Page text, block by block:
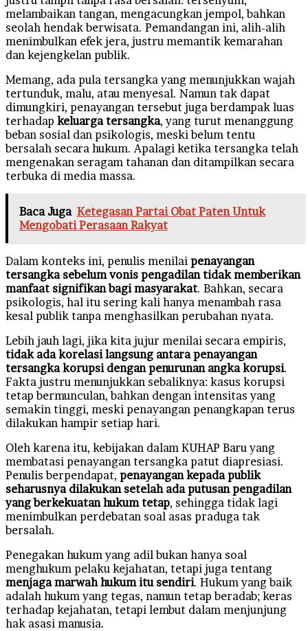
melambaikan tangan, mengacungkan jempol, bahkan
seolah hendak berwisata. Pemandangan ini, alih-alih
menimbulkan efek jera, justru memantik kemarahan
dan kejengkelan publik.
Memang, ada pula tersangka yang menunjukkan wajah
tertunduk, malu, atau menyesal. Namun tak dapat
dimungkiri, penayangan tersebut juga berdampak luas
terhadap keluarga tersangka, yang turut menanggung
beban sosial dan psikologis, meski belum tentu
bersalah secara hukum. Apalagi ketika tersangka telah
mengenakan seragam tahanan dan ditampilkan secara
terbuka di media massa.
Baca Juga Ketegasan Partai Obat Paten Untuk
Mengobati Perasaan Rakyat
Dalam konteks ini, penulis menilai penayangan
tersangka sebelum vonis pengadilan tidak memberikan
manfaat signifikan bagi masyarakat. Bahkan, secara
psikologis, hal itu sering kali hanya menambah rasa
kesal publik tanpa menghasilkan perubahan nyata.
Lebih jauh lagi, jika kita jujur menilai secara empiris,
tidak ada korelasi langsung antara penayangan
tersangka korupsi dengan penurunan angka korupsi.
Fakta justru menunjukkan sebaliknya: kasus korupsi
tetap bermunculan, bahkan dengan intensitas yang
semakin tinggi, meski penayangan penangkapan terus
dilakukan hampir setiap hari.
Oleh karena itu, kebijakan dalam KUHAP Baru yang
membatasi penayangan tersangka patut diapresiasi.
Penulis berpendapat, penayangan kepada publik
seharusnya dilakukan setelah ada putusan pengadilan
yang berkekuatan hukum tetap, sehingga tidak lagi
menimbulkan perdebatan soal asas praduga tak
bersalah.
Penegakan hukum yang adil bukan hanya soal
menghukum pelaku kejahatan, tetapi juga tentang
menjaga marwah hukum itu sendiri. Hukum yang baik
adalah hukum yang tegas, namun tetap beradab; keras
terhadap kejahatan, tetapi lembut dalam menjunjung
hak asasi manusia.